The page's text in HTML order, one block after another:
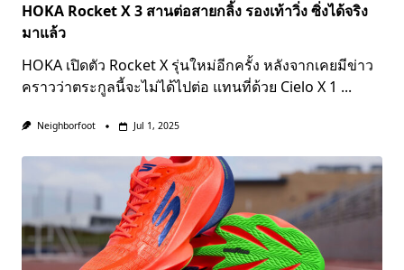
HOKA Rocket X 3 สานต่อสายกลิ้ง รองเท้าวิ่ง ซิ่งได้จริง
มาแล้ว
HOKA เปิดตัว Rocket X รุ่นใหม่อีกครั้ง หลังจากเคยมีข่าว
คราวว่าตระกูลนี้จะไม่ได้ไปต่อ แทนที่ด้วย Cielo X 1 ...
Neighborfoot Jul 1, 2025